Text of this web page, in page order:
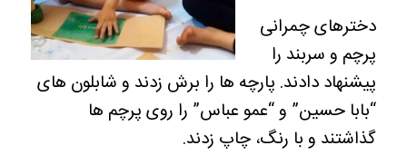
دخترهای چمرانی
پرچم و سربند را
پیشنهاد دادند. پارچه ها را برش زدند و شابلون های
“بابا حسین” و “عمو عباس” را روی پرچم ها
گذاشتند و با رنگ، چاپ زدند.